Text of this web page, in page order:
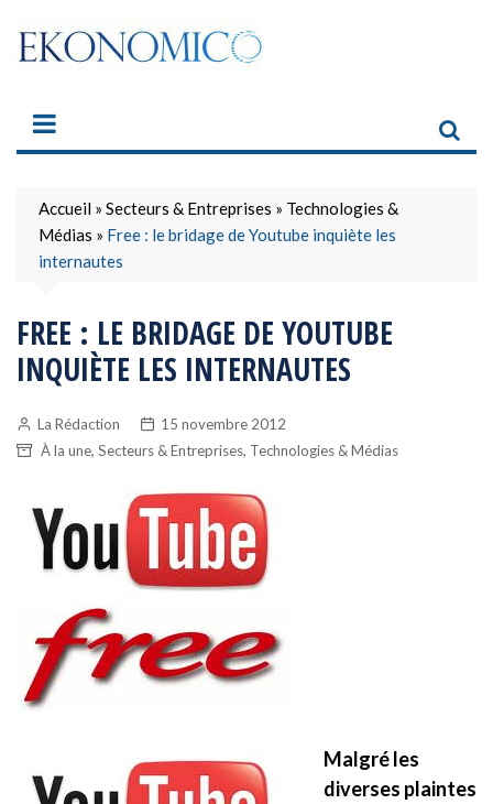
content
Accueil » Secteurs & Entreprises » Technologies &
Médias » Free : le bridage de Youtube inquiète les
internautes
FREE : LE BRIDAGE DE YOUTUBE
INQUIÈTE LES INTERNAUTES
La Rédaction
15 novembre 2012
À la une, Secteurs & Entreprises, Technologies & Médias
Malgré les
diverses plaintes